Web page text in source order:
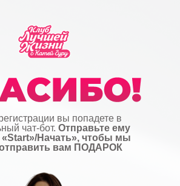
вы попадете в
чат-бот. Отправьте ему
«Start»/Начать», чтобы мы
вам ПОДАРОК